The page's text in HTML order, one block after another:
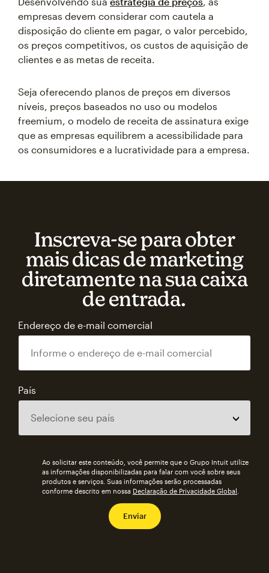
empresas devem considerar com cautela a
disposição do cliente em pagar, o valor percebido,
os preços competitivos, os custos de aquisição de
clientes e as metas de receita.
Seja oferecendo planos de preços em diversos
níveis, preços baseados no uso ou modelos
freemium, o modelo de receita de assinatura exige
que as empresas equilibrem a acessibilidade para
os consumidores e a lucratividade para a empresa.
Inscreva‑se para obter
mais dicas de marketing
diretamente na sua caixa
de entrada.
Endereço de e-mail comercial
País
Ao solicitar este conteúdo, você permite que o Grupo Intuit utilize
as informações disponibilizadas para falar com você sobre seus
produtos e serviços. Suas informações serão processadas
conforme descrito em nossa Declaração de Privacidade Global